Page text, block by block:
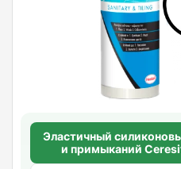
Эластичный
и примыканий